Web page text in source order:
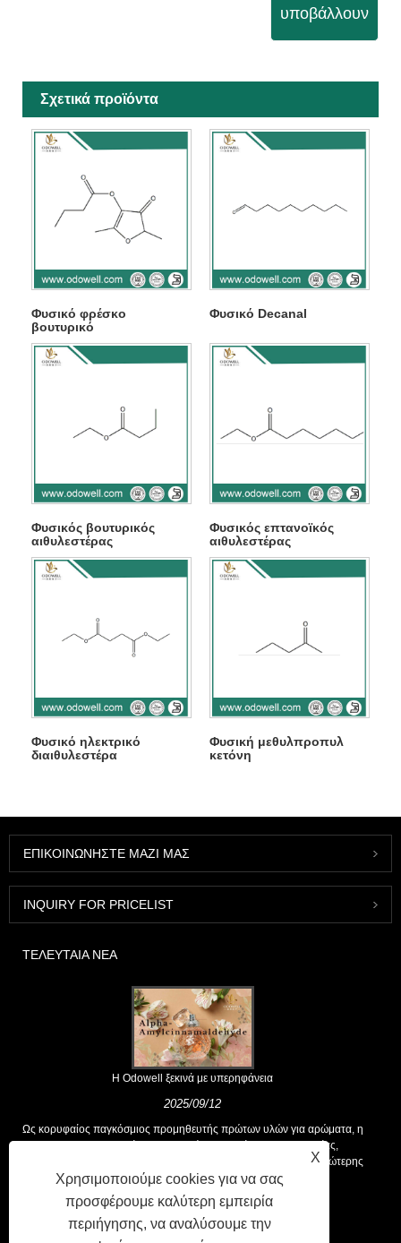
υποβάλλουν
Σχετικά προϊόντα
Φυσικό φρέσκο ​​
βουτυρικό
Φυσικό Decanal
Φυσικός βουτυρικός
αιθυλεστέρας
Φυσικός επτανοϊκός
αιθυλεστέρας
Φυσικό ηλεκτρικό
διαιθυλεστέρα
Φυσική μεθυλπροπυλ
κετόνη
ΕΠΙΚΟΙΝΩΝΉΣΤΕ ΜΑΖΊ ΜΑΣ
INQUIRY FOR PRICELIST
ΤΕΛΕΥΤΑΊΑ ΝΈΑ
Η Odowell ξεκινά με υπερηφάνεια
2025/09/12
Ως κορυφαίος παγκόσμιος προμηθευτής πρώτων υλών για αρώματα, η
Odowell υποστηρίζει μια βασική φιλοσοφία της "καινοτομίας,
επικεντρωμένης στην ποιότητα", που παρέχει σταθερά λύσεις ανώτερης
αρωτικής στους πελάτες παγκοσμίως.
X
Χρησιμοποιούμε cookies για να σας
προσφέρουμε καλύτερη εμπειρία
περιήγησης, να αναλύσουμε την